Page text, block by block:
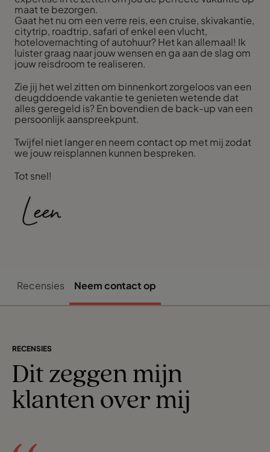
maat te bezorgen.
Gaat het nu om een verre reis, een cruise, skivakantie,
citytrip, roadtrip, safari of enkel een vlucht,
hotelovernachting of autohuur? Het kan allemaal! Ik
luister graag naar jouw wensen en ga aan de slag om
jouw reisdroom te realiseren.
Zie jij het wel zitten om binnenkort zorgeloos van een
deugddoende vakantie te genieten wetende dat
alles geregeld is? En bovendien de back-up van een
persoonlijk aanspreekpunt.
Twijfel niet langer en neem contact op met mij zodat
we jouw reisplannen kunnen bespreken.
Tot snel!
Recensies Neem contact op
RECENSIES
Dit zeggen mijn
klanten over mij